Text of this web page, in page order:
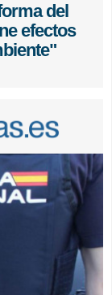
del
efectos